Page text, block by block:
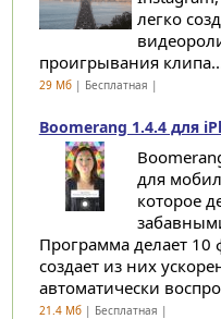
легко
проигрывания
29 Мб| Бесплатная |
Boomerang 1.4.4 для
для
которое
Программа делает 10
создает из них
автоматически
21.4 Мб| Бесплатная |